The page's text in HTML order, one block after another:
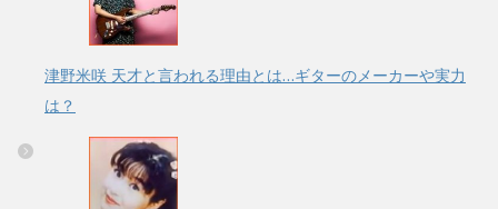
津野米咲 天才と言われる理由とは…ギターのメーカーや実力
は？